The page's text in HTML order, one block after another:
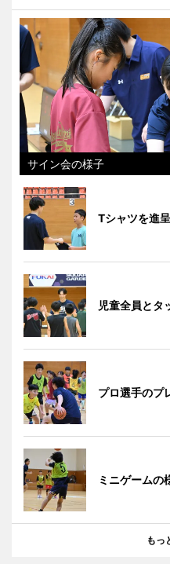
サイン会の様子
Tシャツを進
児童全員とタ
プロ選手のプ
ミニゲームの
もっ